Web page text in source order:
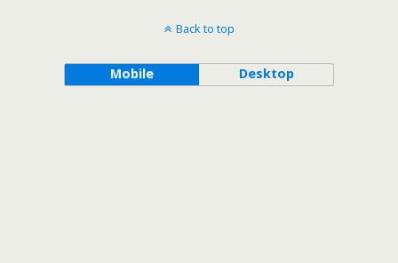
Back to top
Mobile Desktop